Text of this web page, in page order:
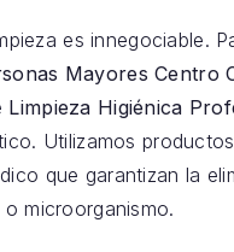
es innegociable.
Mayores Centro
Limpieza Higiénica
Utilizamos
que garantizan la
microorganismo.